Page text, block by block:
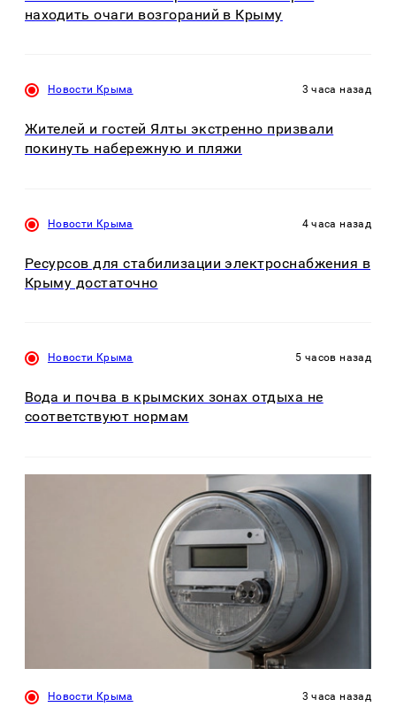
находить очаги возгораний в Крыму
Новости Крыма 3 часа назад
Жителей и гостей Ялты экстренно призвали
покинуть набережную и пляжи
Новости Крыма 4 часа назад
Ресурсов для стабилизации электроснабжения в
Крыму достаточно
Новости Крыма 5 часов назад
Вода и почва в крымских зонах отдыха не
соответствуют нормам
Новости Крыма 3 часа назад